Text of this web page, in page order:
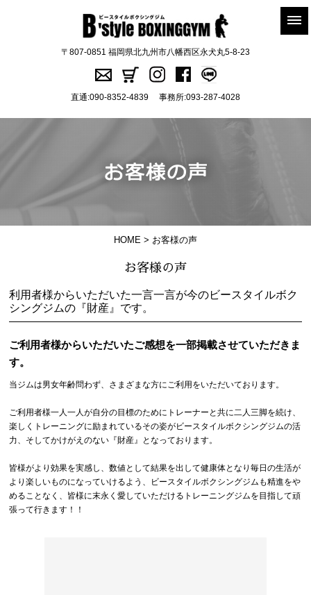
〒807-0851 福岡県北九州市八幡西区永犬丸5-8-23
直通:090-8352-4839 事務所:093-287-4028
HOME > お客様の声
お客様の声
利用者様からいただいた一言一言が今のビースタイルボク
シングジムの『財産』です。
ご利用者様からいただいたご感想を一部掲載させていただきま
す。
当ジムは男女年齢問わず、さまざまな方にご利用をいただいております。
ご利用者様一人一人が自分の目標のためにトレーナーと共に二人三脚を続け、
楽しくトレーニングに励まれているその姿がビースタイルボクシングジムの活
力、そしてかけがえのない『財産』となっております。
皆様がより効果を実感し、数値として結果を出して健康体となり毎日の生活が
より楽しいものになっていけるよう、ビースタイルボクシングジムも精進をや
めることなく、皆様に末永く愛していただけるトレーニングジムを目指して頑
張って行きます！！